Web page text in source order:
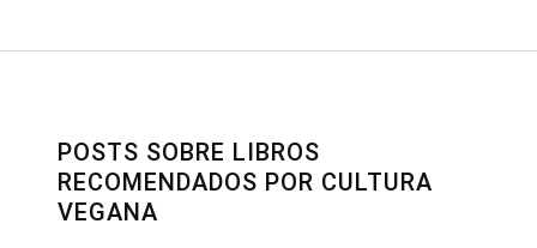
POSTS SOBRE LIBROS
RECOMENDADOS POR CULTURA
VEGANA